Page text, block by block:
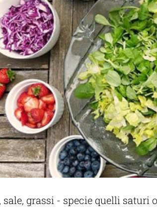
grassi - specie quelli